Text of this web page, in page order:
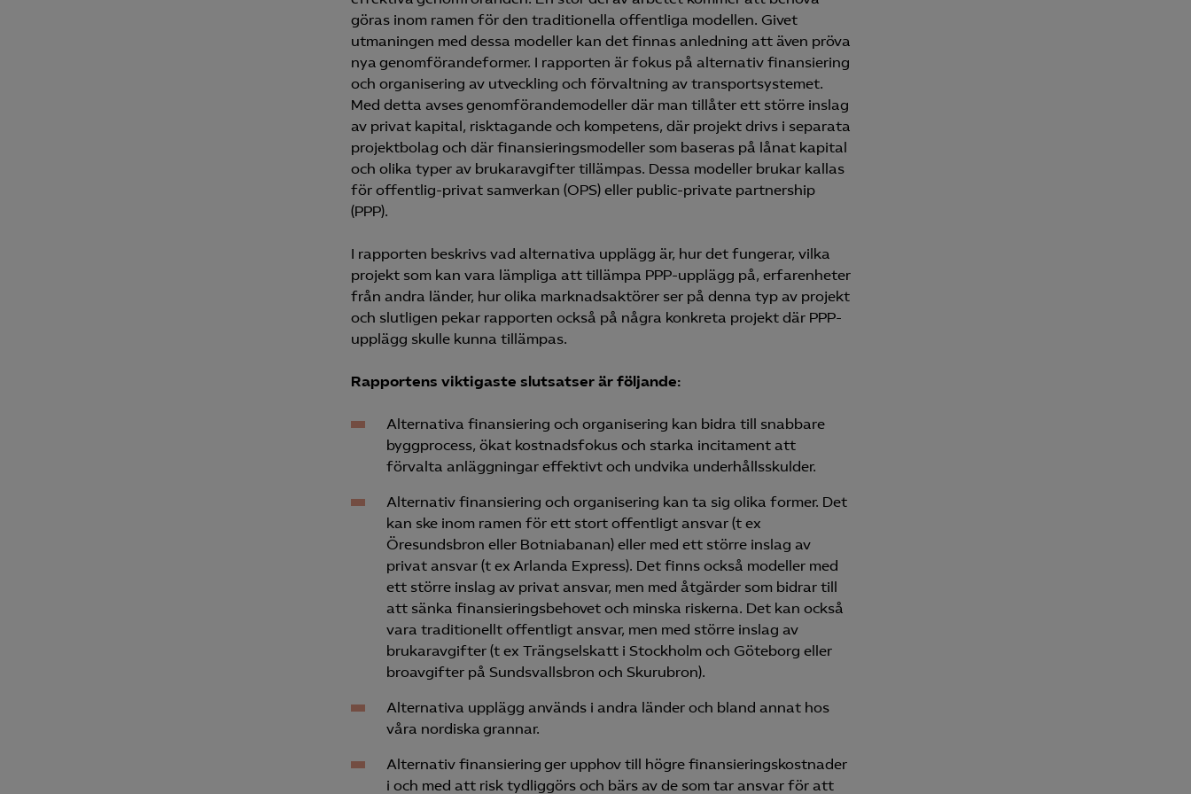
Microsoft Clarity
Marknadsförings-cookies
Marknadsförings-cookies används för att spåra gester på olika webbplatser för att kunna
visa relevanta och engagerande annonser.
Google Ads
Meta Pixel
LinkedIn Insight
Microsoft Ads
göras inom ramen för den traditionella offentliga modellen. Givet
utmaningen med dessa modeller kan det finnas anledning att även pröva
nya genomförandeformer. I rapporten är fokus på alternativ finansiering
och organisering av utveckling och förvaltning av transportsystemet.
Med detta avses genomförandemodeller där man tillåter ett större inslag
av privat kapital, risktagande och kompetens, där projekt drivs i separata
projektbolag och där finansieringsmodeller som baseras på lånat kapital
och olika typer av brukaravgifter tillämpas. Dessa modeller brukar kallas
för offentlig-privat samverkan (OPS) eller public-private partnership
(PPP).
I rapporten beskrivs vad alternativa upplägg är, hur det fungerar, vilka
projekt som kan vara lämpliga att tillämpa PPP-upplägg på, erfarenheter
från andra länder, hur olika marknadsaktörer ser på denna typ av projekt
och slutligen pekar rapporten också på några konkreta projekt där PPP-
upplägg skulle kunna tillämpas.
Rapportens viktigaste slutsatser är följande:
Alternativa finansiering och organisering kan bidra till snabbare
byggprocess, ökat kostnadsfokus och starka incitament att
förvalta anläggningar effektivt och undvika underhållsskulder.
Alternativ finansiering och organisering kan ta sig olika former. Det
kan ske inom ramen för ett stort offentligt ansvar (t ex
Öresundsbron eller Botniabanan) eller med ett större inslag av
privat ansvar (t ex Arlanda Express). Det finns också modeller med
ett större inslag av privat ansvar, men med åtgärder som bidrar till
att sänka finansieringsbehovet och minska riskerna. Det kan också
vara traditionellt offentligt ansvar, men med större inslag av
brukaravgifter (t ex Trängselskatt i Stockholm och Göteborg eller
broavgifter på Sundsvallsbron och Skurubron).
Alternativa upplägg används i andra länder och bland annat hos
våra nordiska grannar.
Alternativ finansiering ger upphov till högre finansieringskostnader
i och med att risk tydliggörs och bärs av de som tar ansvar för att